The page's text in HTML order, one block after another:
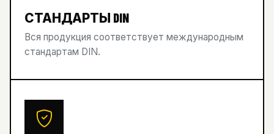
СТАНДАРТЫ DIN
Вся продукция соответствует международным
стандартам DIN.